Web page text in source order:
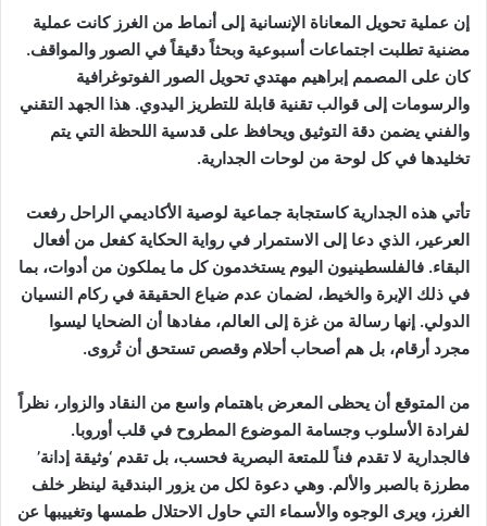
إن عملية تحويل المعاناة الإنسانية إلى أنماط من الغرز كانت عملية
مضنية تطلبت اجتماعات أسبوعية وبحثاً دقيقاً في الصور والمواقف.
كان على المصمم إبراهيم مهتدي تحويل الصور الفوتوغرافية
والرسومات إلى قوالب تقنية قابلة للتطريز اليدوي. هذا الجهد التقني
والفني يضمن دقة التوثيق ويحافظ على قدسية اللحظة التي يتم
تخليدها في كل لوحة من لوحات الجدارية.
تأتي هذه الجدارية كاستجابة جماعية لوصية الأكاديمي الراحل رفعت
العرعير، الذي دعا إلى الاستمرار في رواية الحكاية كفعل من أفعال
البقاء. فالفلسطينيون اليوم يستخدمون كل ما يملكون من أدوات، بما
في ذلك الإبرة والخيط، لضمان عدم ضياع الحقيقة في ركام النسيان
الدولي. إنها رسالة من غزة إلى العالم، مفادها أن الضحايا ليسوا
مجرد أرقام، بل هم أصحاب أحلام وقصص تستحق أن تُروى.
من المتوقع أن يحظى المعرض باهتمام واسع من النقاد والزوار، نظراً
لفرادة الأسلوب وجسامة الموضوع المطروح في قلب أوروبا.
فالجدارية لا تقدم فناً للمتعة البصرية فحسب، بل تقدم ‘وثيقة إدانة’
مطرزة بالصبر والألم. وهي دعوة لكل من يزور البندقية لينظر خلف
الغرز، ويرى الوجوه والأسماء التي حاول الاحتلال طمسها وتغييبها عن